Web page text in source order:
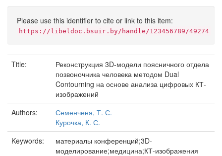
Please use this identifier to cite or link to this item:
https://libeldoc.bsuir.by/handle/123456789/49274
Title:
Реконструкция 3D-модели поясничного отдела
позвоночника человека методом Dual
Contourning на основе анализа цифровых КТ-
изображений
Authors:
Семенченя, Т. С.
Курочка, К. С.
Keywords:
материалы конференций;3D-
моделирование;медицина;КТ-изображения